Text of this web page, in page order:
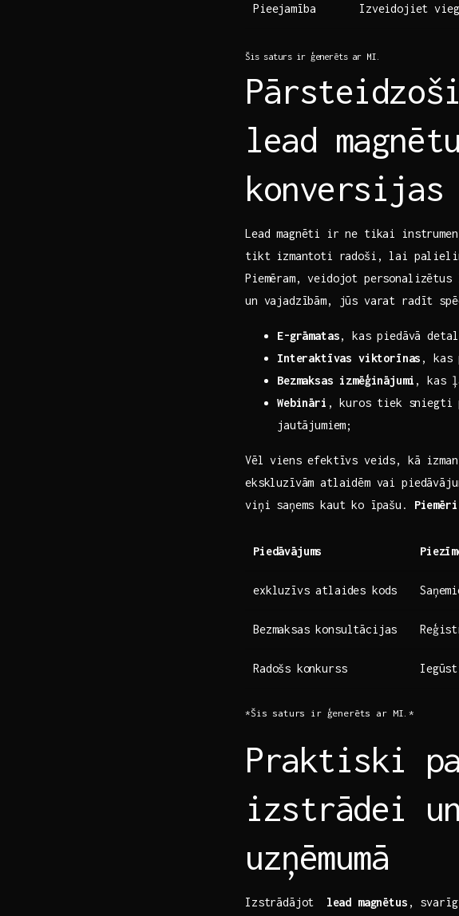
Pieejamība Izveidojiet
Šis saturs ir ģenerēts ar MI.
lead
konversijas
Lead magnēti ir ne tikai
tikt izmantoti radoši, lai
Piemēram, veidojot
un​ vajadzībām, jūs varat radīt
E-grāmatas, kas piedāvā
Interaktīvas viktorīnas , ⁣kas
Bezmaksas​ izmēģinājumi , kas⁤
Webināri , kuros‍ tiek sniegti
jautājumiem;
Vēl viens efektīvs veids, kā
ekskluzīvām atlaidēm ​vai
viņi saņems kaut ko īpašu.
Piedāvājums
exkluzīvs atlaides kods
Bezmaksas konsultācijas
Radošs ⁣konkurss
*Šis saturs ir ģenerēts ar MI.*
Praktiski
izstrādei
uzņēmumā
Izstrādājot ⁣ lead magnētus ,